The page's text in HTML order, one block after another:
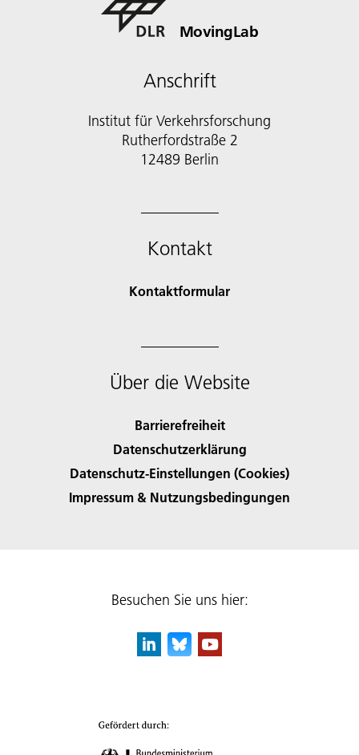
MovingLab
Anschrift
Institut für Verkehrsforschung
Rutherfordstraße 2
12489 Berlin
Kontakt
Kontaktformular
Über die Website
Barrierefreiheit
Datenschutzerklärung
Datenschutz-Einstellungen (Cookies)
Impressum & Nutzungsbedingungen
Besuchen Sie uns hier: